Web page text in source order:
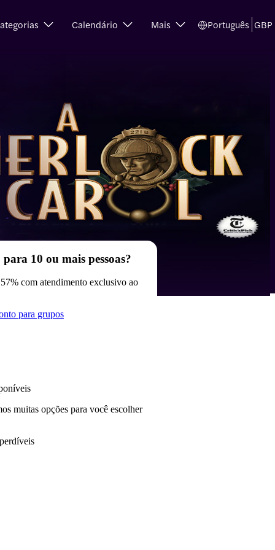
Calendário Mais Português GBP
10 ou mais pessoas?
com atendimento exclusivo ao
para grupos
muitas opções para você escolher